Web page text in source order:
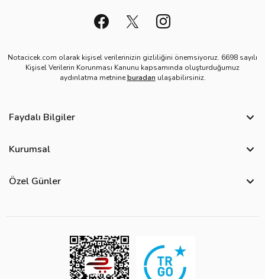
Notacicek.com olarak kişisel verilerinizin gizliliğini önemsiyoruz. 6698 sayılı
Kişisel Verilerin Korunması Kanunu kapsamında oluşturduğumuz
aydınlatma metnineburadan ulaşabilirsiniz.
Faydalı Bilgiler
Site Haritası
Görsel Kontrol Süreci
Ürün Sıralama Kriterleri
Kurumsal
Üyelik Sözleşmesi
Mesafeli Satış Sözleşmesi
Özel Günler
Kadınlar Günü Çiçekleri
Sevgililer Günü Çiçekleri